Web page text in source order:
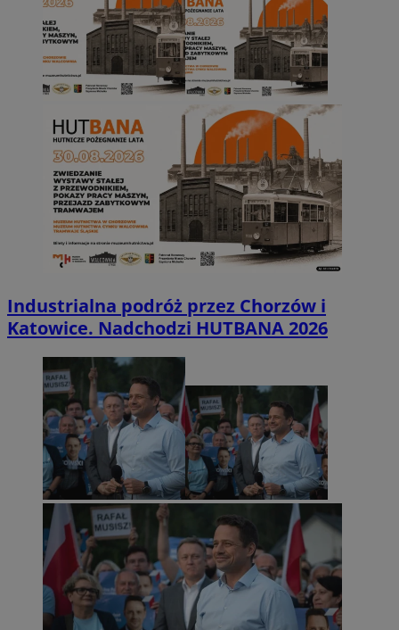
Industrialna podróż przez Chorzów i
Katowice. Nadchodzi HUTBANA 2026